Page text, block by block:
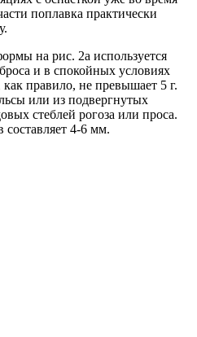
поплавка практически
на рис. 2а используется
и в спокойных условиях
правило, не превышает 5 г.
или из подвергнутых
стеблей рогоза или проса.
составляет 4-6 мм.